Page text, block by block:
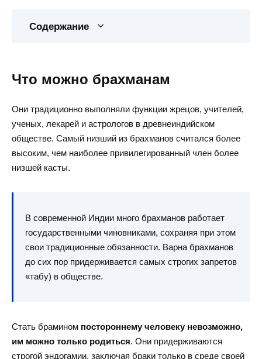
Содержание
Что можно брахманам
Они традиционно выполняли функции жрецов, учителей,
ученых, лекарей и астрологов в древнеиндийском
обществе. Самый низший из брахманов считался более
высоким, чем наиболее привилегированный член более
низшей касты.
В современной Индии много брахманов работает
государственными чиновниками, сохраняя при этом
свои традиционные обязанности. Варна брахманов
до сих пор придерживается самых строгих запретов
«табу) в обществе.
Стать брамином постороннему человеку невозможно,
им можно только родиться. Они придерживаются
строгой эндогамии, заключая браки только в среде своей